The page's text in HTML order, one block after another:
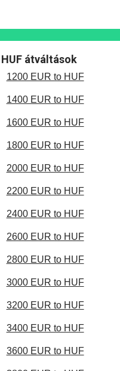
átváltások
1200 EUR to HUF
1400 EUR to HUF
1600 EUR to HUF
1800 EUR to HUF
2000 EUR to HUF
2200 EUR to HUF
2400 EUR to HUF
2600 EUR to HUF
2800 EUR to HUF
3000 EUR to HUF
3200 EUR to HUF
3400 EUR to HUF
3600 EUR to HUF